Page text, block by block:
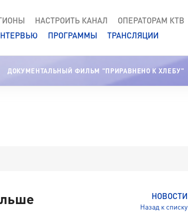
НАСТРОИТЬ КАНАЛ ОПЕРАТОРАМ КТВ
ПРОГРАММЫ ТРАНСЛЯЦИИ
ДОКУМЕНТАЛЬНЫЙ ФИЛЬМ "ПРИРАВНЕНО К ХЛЕБУ"
НОВОСТИ
Назад к списку